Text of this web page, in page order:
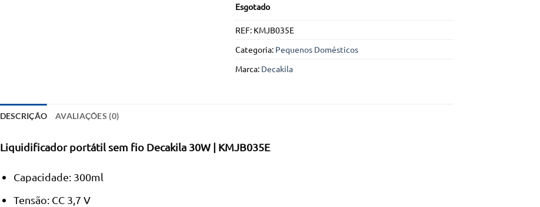
Esgotado
REF: KMJB035E
Categoria: Pequenos Domésticos
Marca: Decakila
DESCRIÇÃO AVALIAÇÕES (0)
Liquidificador portátil sem fio Decakila 30W | KMJB035E
Capacidade: 300ml
Tensão: CC 3,7 V